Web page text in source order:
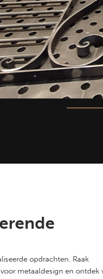
opdrachten. Raak
metaaldesign en ontdek